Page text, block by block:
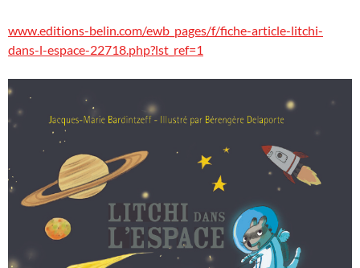
www.editions-belin.com/ewb_pages/f/fiche-article-litchi-
dans-l-espace-22718.php?lst_ref=1